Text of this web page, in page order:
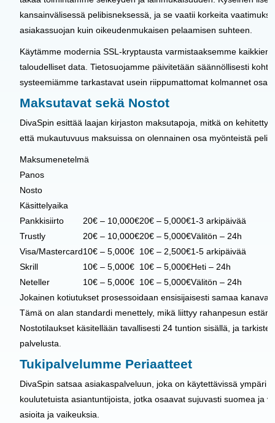
kansainvälisessä pelibisneksessä, ja se vaatii korkeita
asiakassuojan kuin oikeudenmukaisen pelaamisen suhteen.
Käytämme modernia SSL-kryptausta varmistaaksemme kaikkien
taloudelliset data. Tietosuojamme päivitetään säännöllisesti
systeemiämme tarkastavat usein riippumattomat kolmannet
Maksutavat sekä Nostot
DivaSpin esittää laajan kirjaston maksutapoja, mitkä on kehitetty
että mukautuvuus maksuissa on olennainen osa myönteistä
Maksumenetelmä
Panos
Nosto
Käsittelyaika
Pankkisiirto
20€ – 10,000€20€ – 5,000€1-3 arkipäivää
Trustly
20€ – 10,000€20€ – 5,000€Välitön – 24h
Visa/Mastercard10€ – 5,000€ 10€ – 2,500€1-5 arkipäivää
Skrill
10€ – 5,000€ 10€ – 5,000€Heti – 24h
Neteller
10€ – 5,000€ 10€ – 5,000€Välitön – 24h
Jokainen kotiutukset prosessoidaan ensisijaisesti samaa
Tämä on alan standardi menettely, mikä liittyy rahanpesun
Nostotilaukset käsitellään tavallisesti 24 tuntion sisällä, ja
palvelusta.
Tukipalvelumme Periaatteet
DivaSpin satsaa asiakaspalveluun, joka on käytettävissä ympäri
koulutetuista asiantuntijoista, jotka osaavat sujuvasti suomea ja
asioita ja vaikeuksia.